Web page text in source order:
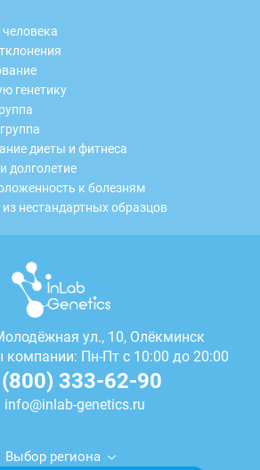
генетику
диеты и фитнеса
долголетие
к болезням
нестандартных образцов
ул., 10, Олёкминск
компании: Пн-Пт с 10:00 до 20:00
333-62-90
info@inlab-genetics.ru
Выбор региона